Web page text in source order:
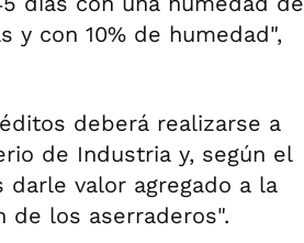
y con 10% de humedad",
deberá realizarse a
de Industria y, según el
valor agregado a la
de los aserraderos".